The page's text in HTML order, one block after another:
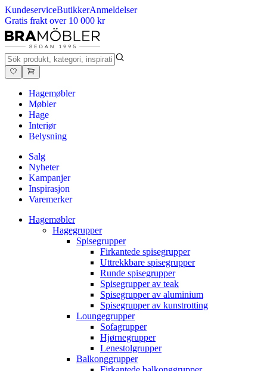
KundeserviceButikkerAnmeldelser
Gratis frakt over 10 000 kr
Hagemøbler
Møbler
Hage
Interiør
Belysning
Salg
Nyheter
Kampanjer
Inspirasjon
Varemerker
Hagemøbler
Hagegrupper
Spisegrupper
Firkantede spisegrupper
Uttrekkbare spisegrupper
Runde spisegrupper
Spisegrupper av teak
Spisegrupper av aluminium
Spisegrupper av kunstrotting
Loungegrupper
Sofagrupper
Hjørnegrupper
Lenestolgrupper
Balkonggrupper